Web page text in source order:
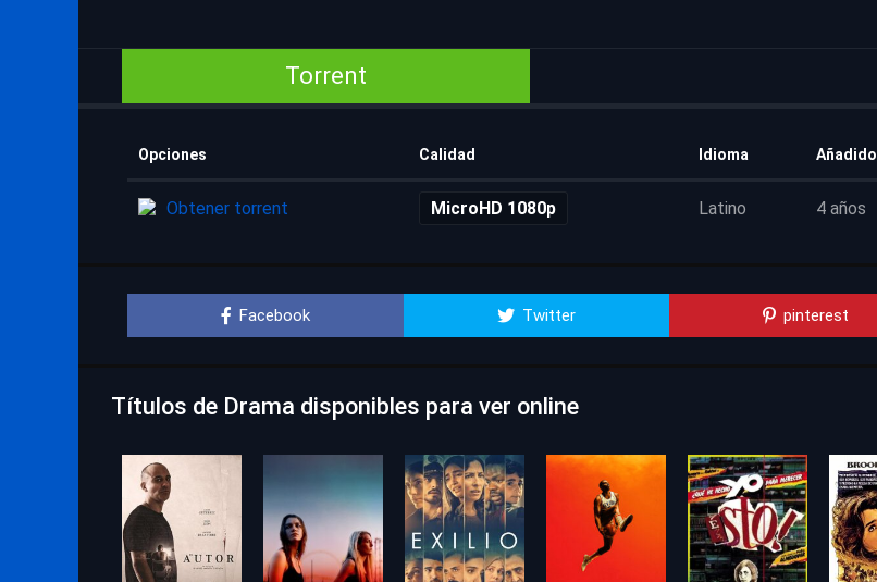
Torrent
Opciones Calidad Idioma Añadido
Obtener torrent MicroHD 1080p Latino 4 años
Facebook Twitter pinterest
Títulos de Drama disponibles para ver online